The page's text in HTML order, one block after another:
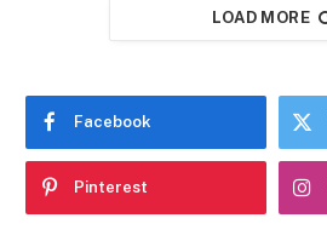
LOAD MORE
Facebook
Pinterest